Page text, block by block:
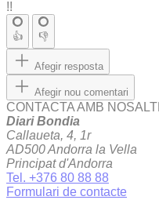
!!
👍 👎
Afegir resposta
Afegir nou comentari
CONTACTA AMB
Diari Bondia
Callaueta, 4, 1r
AD500 Andorra la Vella
Principat d'Andorra
Tel. +376 80 88 88
Formulari de contacte